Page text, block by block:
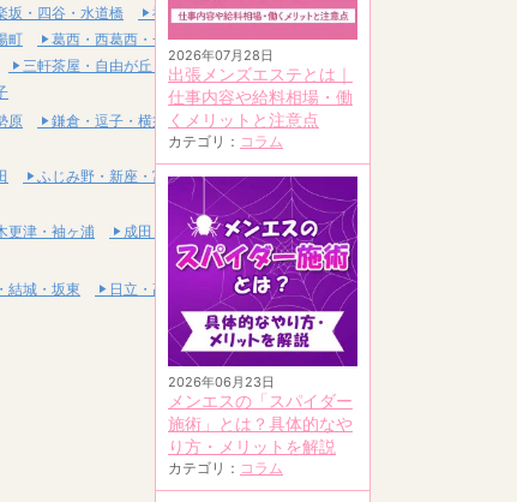
2026年07月28日
出張メンズエステとは｜
仕事内容や給料相場・働
くメリットと注意点
カテゴリ： コラム
2026年06月23日
メンエスの「スパイダー
施術」とは？具体的なや
り方・メリットを解説
カテゴリ： コラム
坂・四谷・水道橋
神田・秋葉原・浅草橋
町
葛西・西葛西・一之江
三軒茶屋・自由が丘・二子玉川
原
鎌倉・逗子・横須賀
ふじみ野・新座・富士見
更津・袖ヶ浦
成田・富里・印西
結城・坂東
日立・高萩・常陸太田